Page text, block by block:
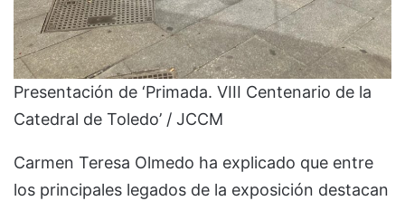
Presentación de ‘Primada. VIII Centenario de la
Catedral de Toledo’ / JCCM
Carmen Teresa Olmedo ha explicado que entre
los principales legados de la exposición destacan